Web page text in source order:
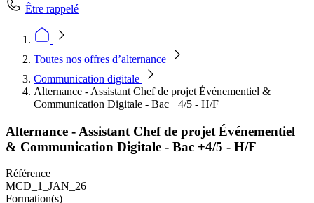
Être rappelé
Toutes nos offres d’alternance
Communication digitale
Alternance - Assistant Chef de projet Événementiel &
Communication Digitale - Bac +4/5 - H/F
Alternance - Assistant Chef de projet Événementiel
& Communication Digitale - Bac +4/5 - H/F
Référence
MCD_1_JAN_26
Formation(s)